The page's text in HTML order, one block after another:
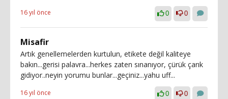
16 yıl önce 0 0
Misafir
Artık genellemelerden kurtulun, etikete değil kaliteye
bakın...gerisi palavra...herkes zaten sınanıyor, çürük çarık
gidiyor..neyin yorumu bunlar...geçiniz...yahu uff...
16 yıl önce 0 0